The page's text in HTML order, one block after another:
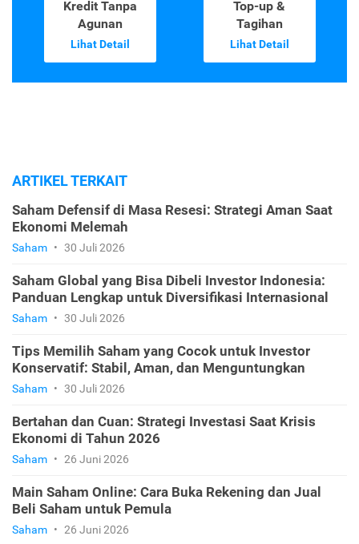
Kredit Tanpa
Agunan
Lihat Detail
Top-up &
Tagihan
Lihat Detail
ARTIKEL TERKAIT
Saham Defensif di Masa Resesi: Strategi Aman Saat
Ekonomi Melemah
Saham • 30 Juli 2026
Saham Global yang Bisa Dibeli Investor Indonesia:
Panduan Lengkap untuk Diversifikasi Internasional
Saham • 30 Juli 2026
Tips Memilih Saham yang Cocok untuk Investor
Konservatif: Stabil, Aman, dan Menguntungkan
Saham • 30 Juli 2026
Bertahan dan Cuan: Strategi Investasi Saat Krisis
Ekonomi di Tahun 2026
Saham • 26 Juni 2026
Main Saham Online: Cara Buka Rekening dan Jual
Beli Saham untuk Pemula
Saham • 26 Juni 2026